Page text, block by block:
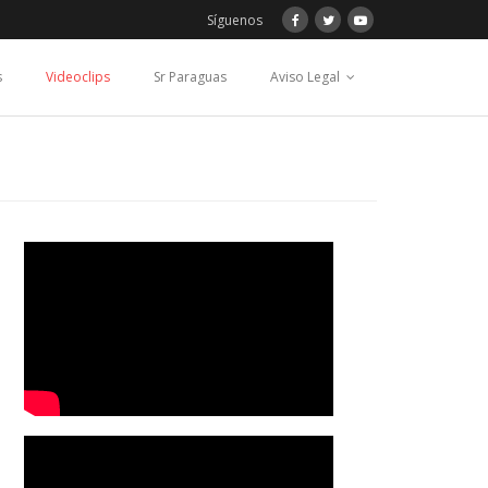
Síguenos
Videoclips Sr Paraguas Aviso Legal